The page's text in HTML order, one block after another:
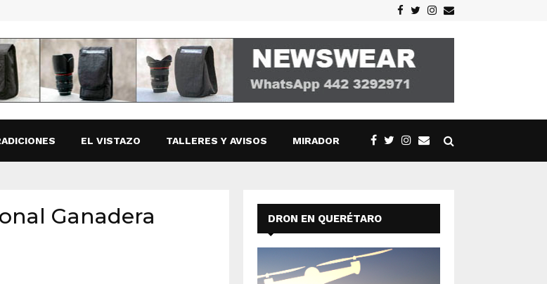
Facebook
TwitterInstagram
Email
EL VISTAZO TALLERES Y AVISOS MIRADOR
Ganadera
DRON EN QUERÉTARO